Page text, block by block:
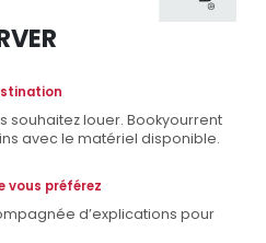
souhaitez louer. Bookyourrent
avec le matériel disponible.
vous préférez
d’explications pour